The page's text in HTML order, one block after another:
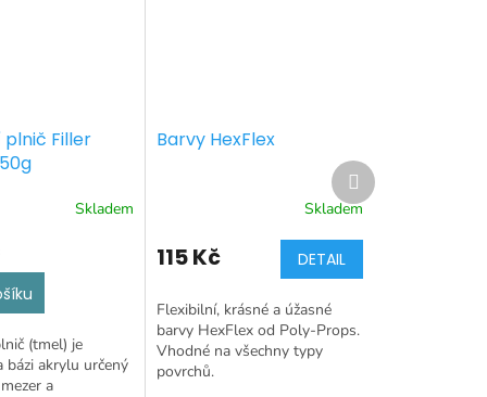
plnič Filler
Skladem
(tmel) je
bázi akrylu určený
a
Barvy HexFlex
Skladem
115 Kč DETAIL
Flexibilní, krásné a úžasné
barvy HexFlex od Poly-Props.
Vhodné na všechny typy
povrchů.
Další
produkt